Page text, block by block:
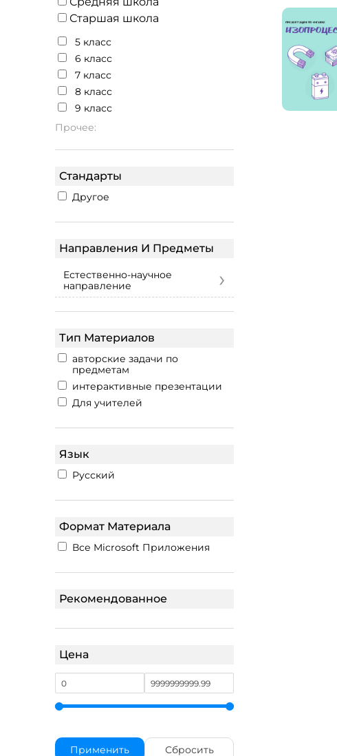
Старшая школа
5 класс
6 класс
7 класс
8 класс
9 класс
Прочее:
Стандарты
Другое
Направления И Предметы
Естественно-научное
направление
›
Тип Материалов
авторские задачи по
предметам
интерактивные презентации
Для учителей
Язык
Русский
Формат Материала
Все Microsoft Приложения
Рекомендованное
Цена
Применить Сбросить